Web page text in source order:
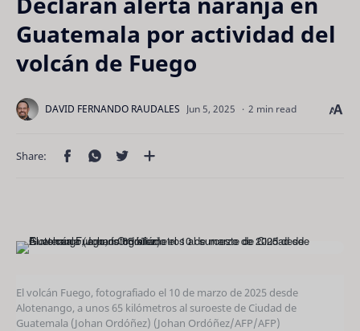
Guatemala por actividad del
volcán de Fuego
2 min read
El volcán Fuego, fotografiado el 10 de marzo de 2025 desde
Alotenango, a unos 65 kilómetros al suroeste de Ciudad de
Guatemala (Johan Ordóñez) (Johan Ordóñez/AFP/AFP)